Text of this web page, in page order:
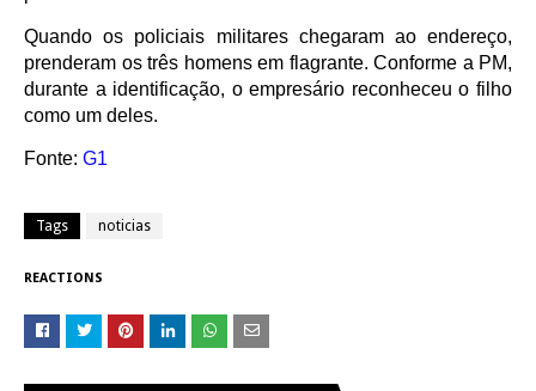
Quando os policiais militares chegaram ao endereço,
prenderam os três homens em flagrante. Conforme a PM,
durante a identificação, o empresário reconheceu o filho
como um deles.
Fonte: G1
Tags noticias
REACTIONS